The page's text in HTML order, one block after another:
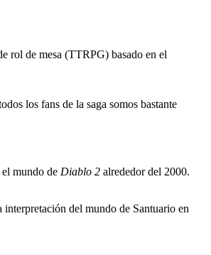
rol de mesa (TTRPG) basado en el
los fans de la saga somos bastante
mundo de Diablo 2 alrededor del 2000.
del mundo de Santuario en